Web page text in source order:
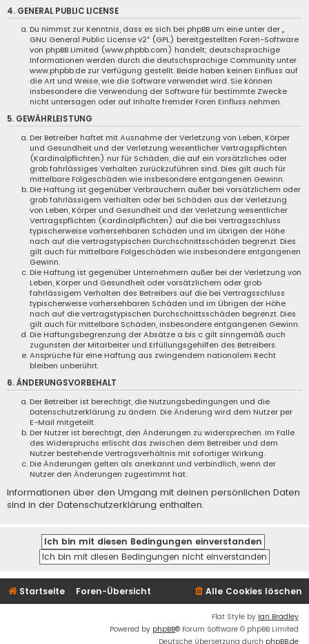
4. GENERAL PUBLIC LICENSE
Du nimmst zur Kenntnis, dass es sich bei phpBB um eine unter der „
GNU General Public License v2“ (GPL) bereitgestellten Foren-Software
von phpBB Limited (www.phpbb.com) handelt; deutschsprachige
Informationen werden durch die deutschsprachige Community unter
www.phpbb.de zur Verfügung gestellt. Beide haben keinen Einfluss auf
die Art und Weise, wie die Software verwendet wird. Sie können
insbesondere die Verwendung der Software für bestimmte Zwecke
nicht untersagen oder auf Inhalte fremder Foren Einfluss nehmen.
5. GEWÄHRLEISTUNG
Der Betreiber haftet mit Ausnahme der Verletzung von Leben, Körper
und Gesundheit und der Verletzung wesentlicher Vertragspflichten
(Kardinalpflichten) nur für Schäden, die auf ein vorsätzliches oder
grob fahrlässiges Verhalten zurückzuführen sind. Dies gilt auch für
mittelbare Folgeschäden wie insbesondere entgangenen Gewinn.
Die Haftung ist gegenüber Verbrauchern außer bei vorsätzlichem oder
grob fahrlässigem Verhalten oder bei Schäden aus der Verletzung
von Leben, Körper und Gesundheit und der Verletzung wesentlicher
Vertragspflichten (Kardinalpflichten) auf die bei Vertragsschluss
typischerweise vorhersehbaren Schäden und im übrigen der Höhe
nach auf die vertragstypischen Durchschnittsschäden begrenzt. Dies
gilt auch für mittelbare Folgeschäden wie insbesondere entgangenen
Gewinn.
Die Haftung ist gegenüber Unternehmern außer bei der Verletzung von
Leben, Körper und Gesundheit oder vorsätzlichem oder grob
fahrlässigem Verhalten des Betreibers auf die bei Vertragsschluss
typischerweise vorhersehbaren Schäden und im Übrigen der Höhe
nach auf die vertragstypischen Durchschnittsschäden begrenzt. Dies
gilt auch für mittelbare Schäden, insbesondere entgangenen Gewinn.
Die Haftungsbegrenzung der Absätze a bis c gilt sinngemäß auch
zugunsten der Mitarbeiter und Erfüllungsgehilfen des Betreibers.
Ansprüche für eine Haftung aus zwingendem nationalem Recht
bleiben unberührt.
6. ÄNDERUNGSVORBEHALT
Der Betreiber ist berechtigt, die Nutzungsbedingungen und die
Datenschutzerklärung zu ändern. Die Änderung wird dem Nutzer per
E-Mail mitgeteilt.
Der Nutzer ist berechtigt, den Änderungen zu widersprechen. Im Falle
des Widerspruchs erlischt das zwischen dem Betreiber und dem
Nutzer bestehende Vertragsverhältnis mit sofortiger Wirkung.
Die Änderungen gelten als anerkannt und verbindlich, wenn der
Nutzer den Änderungen zugestimmt hat.
Informationen über den Umgang mit deinen persönlichen Daten
sind in der Datenschutzerklärung enthalten.
Startseite Foren-Übersicht Alle Cookies löschen
Flat Style by Ian Bradley
Powered by phpBB® Forum Software © phpBB Limited
Deutsche Übersetzung durch phpBB.de